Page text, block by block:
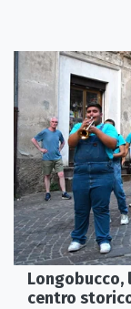
Longobucco,
centro